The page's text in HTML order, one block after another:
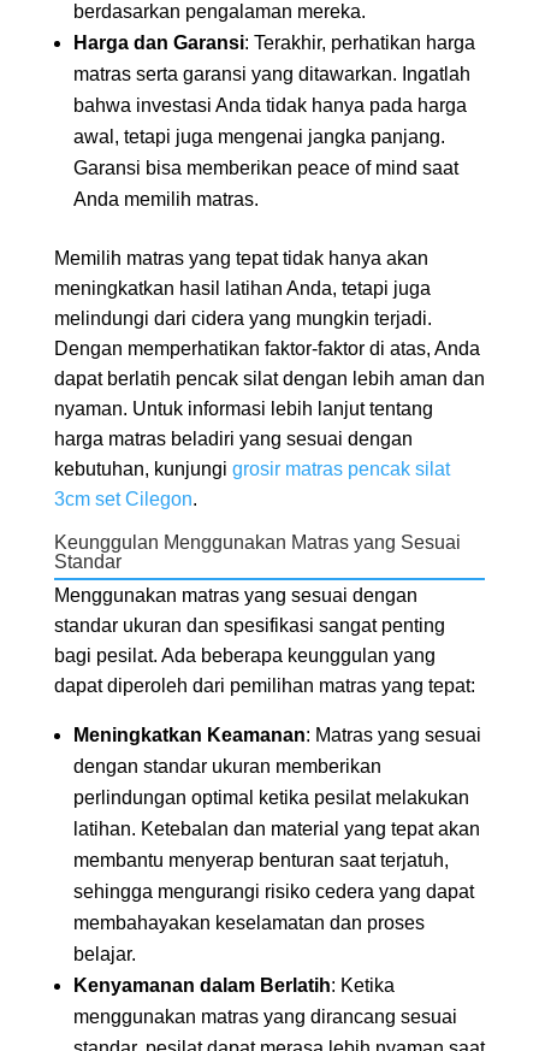
berdasarkan pengalaman mereka.
Harga dan Garansi: Terakhir, perhatikan harga
matras serta garansi yang ditawarkan. Ingatlah
bahwa investasi Anda tidak hanya pada harga
awal, tetapi juga mengenai jangka panjang.
Garansi bisa memberikan peace of mind saat
Anda memilih matras.
Memilih matras yang tepat tidak hanya akan
meningkatkan hasil latihan Anda, tetapi juga
melindungi dari cidera yang mungkin terjadi.
Dengan memperhatikan faktor-faktor di atas, Anda
dapat berlatih pencak silat dengan lebih aman dan
nyaman. Untuk informasi lebih lanjut tentang
harga matras beladiri yang sesuai dengan
kebutuhan, kunjungi grosir matras pencak silat
3cm set Cilegon.
Keunggulan Menggunakan Matras yang Sesuai
Standar
Menggunakan matras yang sesuai dengan
standar ukuran dan spesifikasi sangat penting
bagi pesilat. Ada beberapa keunggulan yang
dapat diperoleh dari pemilihan matras yang tepat:
Meningkatkan Keamanan: Matras yang sesuai
dengan standar ukuran memberikan
perlindungan optimal ketika pesilat melakukan
latihan. Ketebalan dan material yang tepat akan
membantu menyerap benturan saat terjatuh,
sehingga mengurangi risiko cedera yang dapat
membahayakan keselamatan dan proses
belajar.
Kenyamanan dalam Berlatih: Ketika
menggunakan matras yang dirancang sesuai